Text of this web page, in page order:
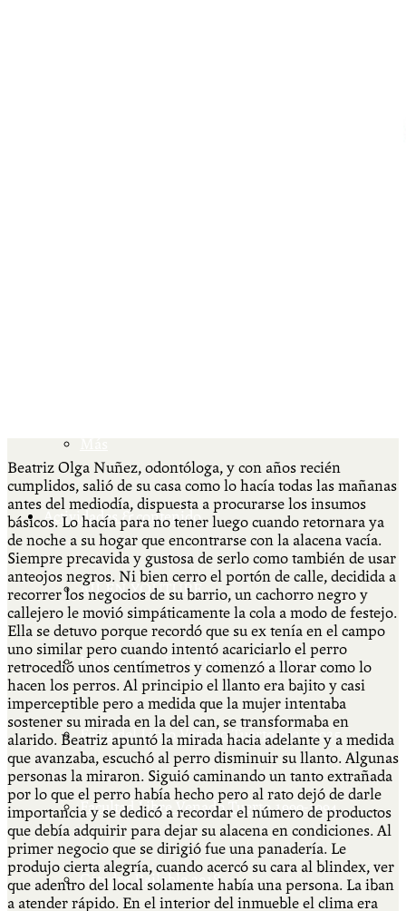
Actividades & contenido
AJÍ EN YOUTUBE
Universidad Experimental 2022-2025
Feria del Libro Venado Tuerto 2022-2025
Facultad Libre Venado Tuerto 1990-1994
Cátedra Bailable 2018
Beatriz Olga Nuñez, odontóloga, y con años recién
cumplidos, salió de su casa como lo hacía todas las mañanas
antes del mediodía, dispuesta a procurarse los insumos
básicos. Lo hacía para no tener luego cuando retornara ya
de noche a su hogar que encontrarse con la alacena vacía.
Siempre precavida y gustosa de serlo como también de usar
anteojos negros. Ni bien cerro el portón de calle, decidida a
recorrer los negocios de su barrio, un cachorro negro y
callejero le movió simpáticamente la cola a modo de festejo.
Ella se detuvo porque recordó que su ex tenía en el campo
uno similar pero cuando intentó acariciarlo el perro
retrocedió unos centímetros y comenzó a llorar como lo
hacen los perros. Al principio el llanto era bajito y casi
imperceptible pero a medida que la mujer intentaba
sostener su mirada en la del can, se transformaba en
alarido. Beatriz apuntó la mirada hacia adelante y a medida
que avanzaba, escuchó al perro disminuir su llanto. Algunas
personas la miraron. Siguió caminando un tanto extrañada
por lo que el perro había hecho pero al rato dejó de darle
importancia y se dedicó a recordar el número de productos
que debía adquirir para dejar su alacena en condiciones. Al
primer negocio que se dirigió fue una panadería. Le
produjo cierta alegría, cuando acercó su cara al blindex, ver
que adentro del local solamente había una persona. La iban
a atender rápido. En el interior del inmueble el clima era